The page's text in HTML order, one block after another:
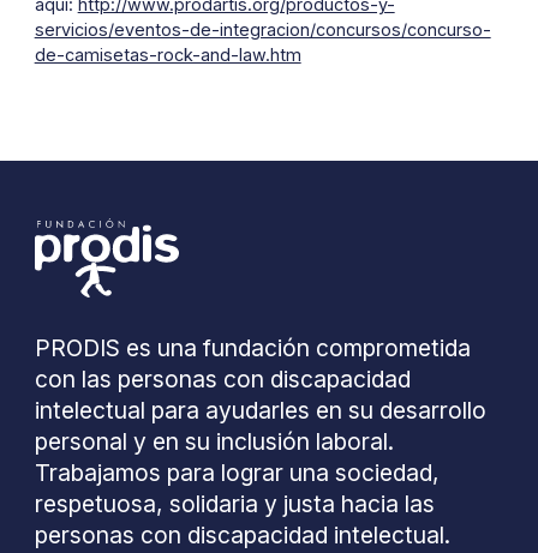
servicios/eventos-de-integracion/concursos/concurso-
de-camisetas-rock-and-law.htm
PRODIS es una fundación comprometida
con las personas con discapacidad
intelectual para ayudarles en su desarrollo
personal y en su inclusión laboral.
Trabajamos para lograr una sociedad,
respetuosa, solidaria y justa hacia las
personas con discapacidad intelectual.